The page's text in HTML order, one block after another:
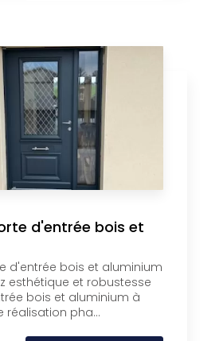
d'entrée bois et
d'entrée bois et aluminium
esthétique et robustesse
bois et aluminium à
réalisation pha...